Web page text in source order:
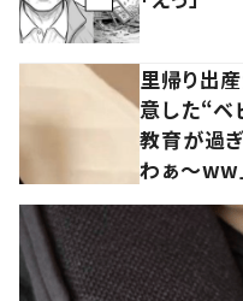
里帰り出
意した“ベ
教育が過
わぁ～ww